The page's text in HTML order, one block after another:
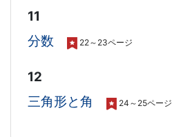
11
分数
22～23ページ
12
三角形と角
24～25ページ